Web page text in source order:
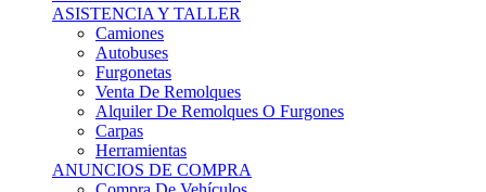
Camiones
Autobuses
Furgonetas
Venta De Remolques
Alquiler De Remolques O Furgones
Carpas
Herramientas
ANUNCIOS DE COMPRA
Compra De Vehículos
Compra De Herramientas